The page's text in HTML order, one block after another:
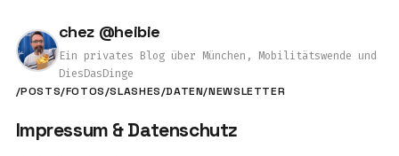
chez @heibie
Ein privates Blog über München, Mobilitätswende und
DiesDasDinge
/POSTS/FOTOS/SLASHES/DATEN/NEWSLETTER
Impressum & Datenschutz